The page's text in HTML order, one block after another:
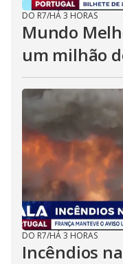
DO R7/HÁ 3 HORAS
Mundo
um milhão
DO R7/HÁ 3 HORAS
Incêndios